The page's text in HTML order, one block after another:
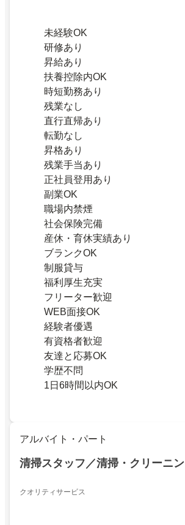
未経験OK
研修あり
昇給あり
扶養控除内OK
時短勤務あり
残業なし
直行直帰あり
転勤なし
昇格あり
残業手当あり
正社員登用あり
副業OK
職場内禁煙
社会保険完備
産休・育休実績あり
ブランクOK
制服貸与
福利厚生充実
フリーター歓迎
WEB面接OK
経験者優遇
有資格者歓迎
友達と応募OK
学歴不問
1日6時間以内OK
アルバイト・パート
清掃スタッフ／清掃・クリーニ
クオリティサービス